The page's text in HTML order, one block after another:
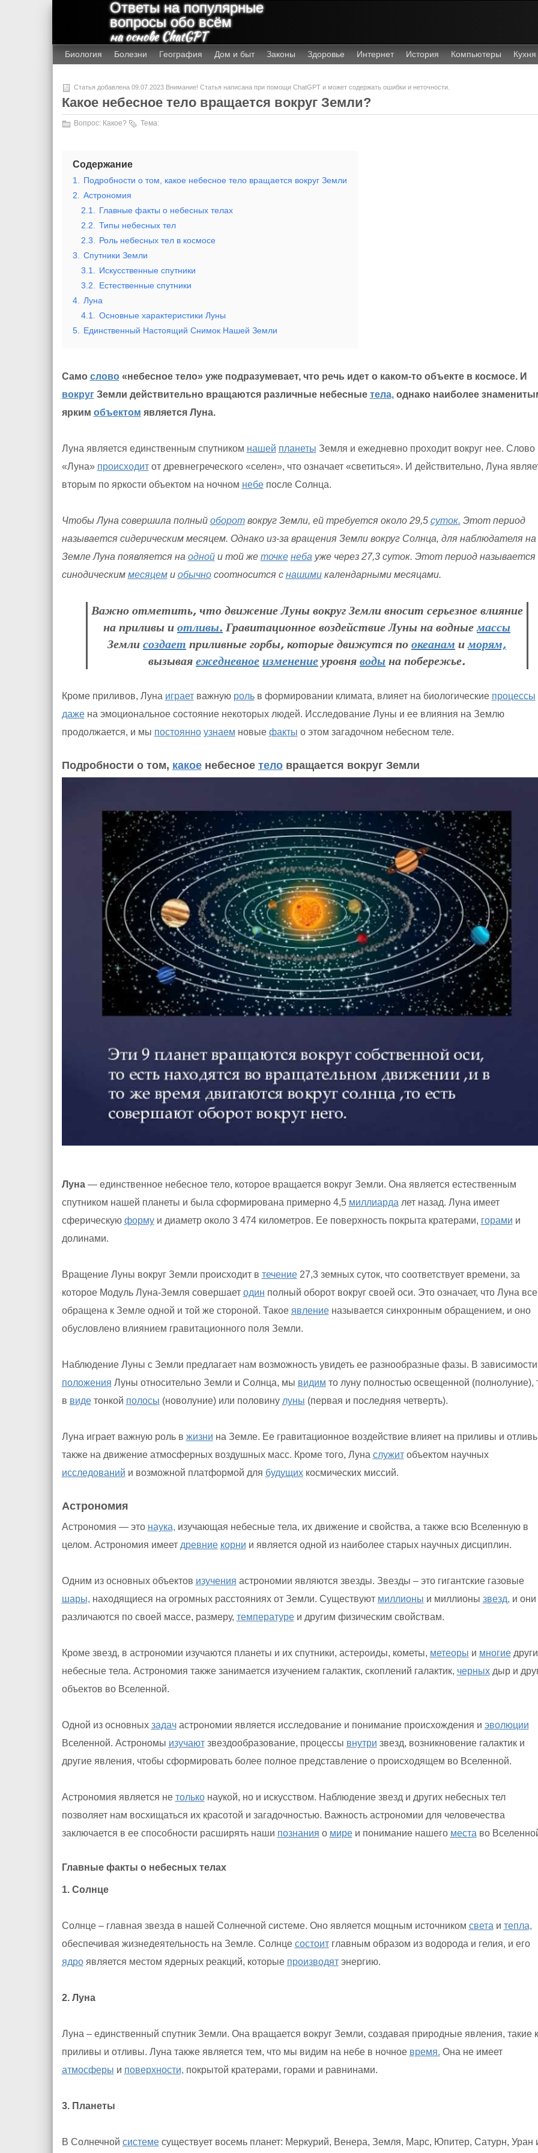
Ответы на популярные
вопросы обо всём
на основе ChatGPT
Биология Болезни География Дом и быт Законы Здоровье Интернет История Компьютеры Кухня
Статья добавлена 09.07.2023 Внимание! Статья написана при помощи ChatGPT и может содержать ошибки и неточности.
Какое небесное тело вращается вокруг Земли?
Вопрос: Какое? Тема:
Содержание
1.
Подробности о том, какое небесное тело вращается вокруг Земли
2.
Астрономия
2.1.
Главные факты о небесных телах
2.2.
Типы небесных тел
2.3.
Роль небесных тел в космосе
3.
Спутники Земли
3.1.
Искусственные спутники
3.2.
Естественные спутники
4.
Луна
4.1.
Основные характеристики Луны
5.
Единственный Настоящий Снимок Нашей Земли
Само слово«небесное тело» уже подразумевает, что речь идет о каком-то объекте в космосе. И
вокругЗемли действительно вращаются различные небесные тела,однако наиболее
ярким объектом является Луна.
Луна является единственным спутником нашей планеты Земля и ежедневно проходит вокруг нее. Слово
«Луна» происходитот древнегреческого «селен», что означает «светиться». И действительно, Луна
вторым по яркости объектом на ночном небепосле Солнца.
Чтобы Луна совершила полный оборотвокруг Земли, ей требуется около 29,5 суток. Этот период
называется сидерическим месяцем. Однако из-за вращения Земли вокруг Солнца, для наблюдателя на
Земле Луна появляется на однойи той же точке неба уже через 27,3 суток. Этот период называется
синодическим месяцеми обычносоотносится с нашимикалендарными месяцами.
Важно отметить, что движение Луны вокруг Земли вносит серьезное влияние
на приливы иотливы. Гравитационное воздействие Луны на водныемассы
Землисоздает приливные горбы, которые движутся поокеанам иморям,
вызываяежедневноеизменениеуровняводына побережье.
Кроме приливов, Луна играетважную рольв формировании климата, влияет на биологические процессы
дажена эмоциональное состояние некоторых людей. Исследование Луны и ее влияния на Землю
продолжается, и мы постоянно узнаем новые факты о этом загадочном небесном теле.
Подробности о том, какоенебесное теловращается вокруг Земли
Луна— единственное небесное тело, которое вращается вокруг Земли. Она является естественным
спутником нашей планеты и была сформирована примерно 4,5 миллиарда лет назад. Луна имеет
сферическую формуи диаметр около 3 474 километров. Ее поверхность покрыта кратерами, горами и
долинами.
Вращение Луны вокруг Земли происходит в течение27,3 земных суток, что соответствует времени, за
которое Модуль Луна-Земля совершает один полный оборот вокруг своей оси. Это означает, что Луна
обращена к Земле одной и той же стороной. Такое явлениеназывается синхронным обращением, и оно
обусловлено влиянием гравитационного поля Земли.
Наблюдение Луны с Земли предлагает нам возможность увидеть ее разнообразные фазы. В зависимости
положения Луны относительно Земли и Солнца, мы видим то луну полностью освещенной (полнолуние),
в видетонкой полосы (новолуние) или половину луны (первая и последняя четверть).
Луна играет важную роль в жизни на Земле. Ее гравитационное воздействие влияет на приливы и
также на движение атмосферных воздушных масс. Кроме того, Луна служитобъектом научных
исследований и возможной платформой для будущихкосмических миссий.
Астрономия
Астрономия — это наука, изучающая небесные тела, их движение и свойства, а также всю Вселенную в
целом. Астрономия имеет древние корни и является одной из наиболее старых научных дисциплин.
Одним из основных объектов изучения астрономии являются звезды. Звезды – это гигантские газовые
шары, находящиеся на огромных расстояниях от Земли. Существуют миллионы и миллионы звезд, и они
различаются по своей массе, размеру, температуреи другим физическим свойствам.
Кроме звезд, в астрономии изучаются планеты и их спутники, астероиды, кометы, метеоры и многие
небесные тела. Астрономия также занимается изучением галактик, скоплений галактик, черныхдыр и
объектов во Вселенной.
Одной из основных задачастрономии является исследование и понимание происхождения и эволюции
Вселенной. Астрономы изучаютзвездообразование, процессы внутри звезд, возникновение галактик и
другие явления, чтобы сформировать более полное представление о происходящем во Вселенной.
Астрономия является не тольконаукой, но и искусством. Наблюдение звезд и других небесных тел
позволяет нам восхищаться их красотой и загадочностью. Важность астрономии для человечества
заключается в ее способности расширять наши познания о миреи понимание нашего места во
Главные факты о небесных телах
1. Солнце
Солнце – главная звезда в нашей Солнечной системе. Оно является мощным источником света и тепла,
обеспечивая жизнедеятельность на Земле. Солнце состоитглавным образом из водорода и гелия, и его
ядроявляется местом ядерных реакций, которые производятэнергию.
2. Луна
Луна – единственный спутник Земли. Она вращается вокруг Земли, создавая природные явления, такие
приливы и отливы. Луна также является тем, что мы видим на небе в ночное время. Она не имеет
атмосферы и поверхности, покрытой кратерами, горами и равнинами.
3. Планеты
В Солнечной системесуществует восемь планет: Меркурий, Венера, Земля, Марс, Юпитер, Сатурн, Уран